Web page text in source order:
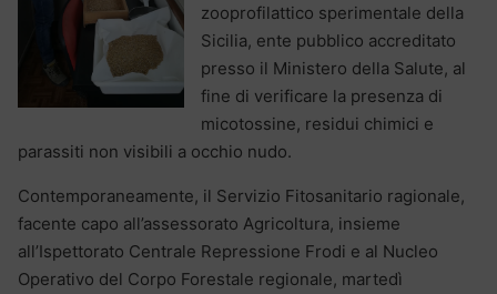
zooprofilattico sperimentale della
Sicilia, ente pubblico accreditato
presso il Ministero della Salute, al
fine di verificare la presenza di
micotossine, residui chimici e
parassiti non visibili a occhio nudo.
Contemporaneamente, il Servizio Fitosanitario ragionale,
facente capo all’assessorato Agricoltura, insieme
all’Ispettorato Centrale Repressione Frodi e al Nucleo
Operativo del Corpo Forestale regionale, martedì